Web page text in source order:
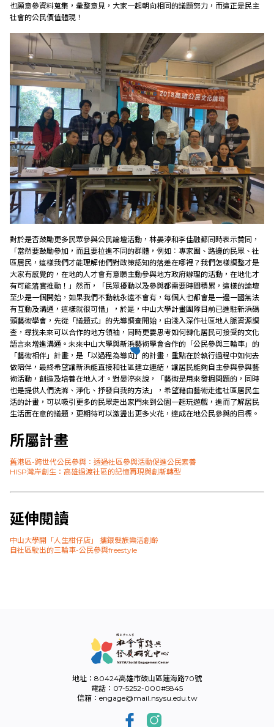
也願意參資料蒐集，彙整意見，大家一起朝向相同的議題努力，而這正是民主
社會的公民價值體現！
對於是否鼓勵更多民眾參與公民論壇活動，林晏渟和李佳融都同時表示贊同，
「當然要鼓勵參加，而且要拉進不同的群體，例如︰專家團、路邊的民眾、社
區居民，這樣我們才能理解他們對政策認知的落差在哪裡？我們怎樣調整才是
大家有感覺的，在地的人才會有意願主動參與地方政府辦理的活動，在地化才
有可能落實推動！」然而，「民眾擾動以及參與都需要時間積累，這樣的論壇
至少是一個開始，如果我們不動就永遠不會有，每個人也都會是一邊一國無法
有互動及溝通，這樣就很可惜」，於是，中山大學計畫團隊目前已進駐新浜碼
頭藝術學會，先從「議題式」的先導調查開始，由淺入深作社區地人脈資源調
查，尋找未來可以合作的地方領袖，同時更要思考如何轉化居民可接受的文化
語言來增進溝通。未來中山大學與新浜藝術學會合作的「公民參與三輪車」的
「藝術相伴」計畫，是「以過程為導向」的計畫，重點在於執行過程中如何去
做陪伴，最終希望讓新浜能直接和社區建立連結，讓居民能夠自主參與參與藝
術活動，創造及培養在地人才。對晏渟來說，「藝術是用來發掘問題的，同時
也是提供人們洗滌、淨化、抒發自我的方法」，希望藉由藝術走進社區居民生
活的計畫，可以吸引更多的民眾走出家門來到公園一起玩遊戲，進而了解居民
生活面在意的議題，更期待可以激盪出更多火花，達成在地公民參與的目標。
所屬計畫
舊港區-跨世代公民參與：透過社區參與活動促進公民素養
HISP灣岸創生：高雄過渡社區的記憶再現與創新轉型
延伸閱讀
中山大學開「人生柑仔店」 攜銀髮族樂活創齡
自社區駛出的三輪車-公民參與freestyle
地址：80424高雄市鼓山區蓮海路70號
電話：07-5252-000#5845
信箱：engage@mail.nsysu.edu.tw